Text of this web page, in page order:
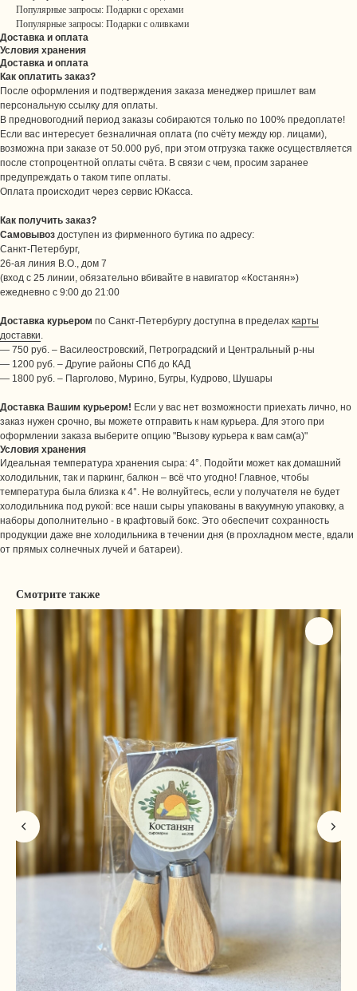
Популярные запросы: Подарки с орехами
Популярные запросы: Подарки с оливками
Доставка и оплата
Условия хранения
Доставка и оплата
Как оплатить заказ?
После оформления и подтверждения заказа менеджер пришлет вам
персональную ссылку для оплаты.
В предновогодний период заказы собираются только по 100% предоплате!
Если вас интересует безналичная оплата (по счёту между юр. лицами),
возможна при заказе от 50.000 руб, при этом отгрузка также осуществляется
после стопроцентной оплаты счёта. В связи с чем, просим заранее
предупреждать о таком типе оплаты.
Оплата происходит через сервис ЮКасса.
Как получить заказ?
Самовывоз доступен из фирменного бутика по адресу:
Санкт-Петербург,
26-ая линия В.О., дом 7
(вход с 25 линии, обязательно вбивайте в навигатор «Костанян»)
ежедневно с 9:00 до 21:00
Доставка курьером по Санкт-Петербургу доступна в пределах карты
доставки.
— 750 руб. – Василеостровский, Петроградский и Центральный р-ны
— 1200 руб. – Другие районы СПб до КАД
— 1800 руб. – Парголово, Мурино, Бугры, Кудрово, Шушары
Доставка Вашим курьером! Если у вас нет возможности приехать лично, но
заказ нужен срочно, вы можете отправить к нам курьера. Для этого при
оформлении заказа выберите опцию "Вызову курьера к вам сам(а)"
Условия хранения
Идеальная температура хранения сыра: 4°. Подойти может как домашний
холодильник, так и паркинг, балкон – всё что угодно! Главное, чтобы
температура была близка к 4°. Не волнуйтесь, если у получателя не будет
холодильника под рукой: все наши сыры упакованы в вакуумную упаковку, а
наборы дополнительно - в крафтовый бокс. Это обеспечит сохранность
продукции даже вне холодильника в течении дня (в прохладном месте, вдали
от прямых солнечных лучей и батареи).
Смотрите также